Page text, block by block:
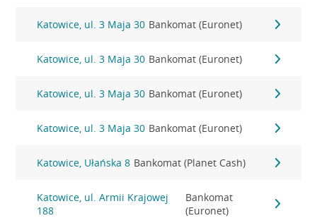
Katowice, ul. 3 Maja 30 Bankomat (Euronet)
Katowice, ul. 3 Maja 30 Bankomat (Euronet)
Katowice, ul. 3 Maja 30 Bankomat (Euronet)
Katowice, ul. 3 Maja 30 Bankomat (Euronet)
Katowice, Ułańska 8 Bankomat (Planet Cash)
Katowice, ul. Armii Krajowej
188
Bankomat
(Euronet)